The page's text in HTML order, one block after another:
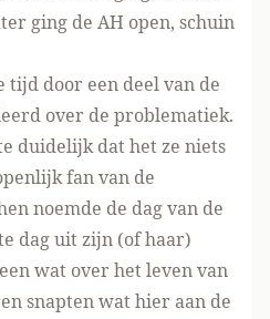
ging de AH open, schuin
tijd door een deel van de
over de problematiek.
duidelijk dat het ze niets
fan van de
noemde de dag van de
dag uit zijn (of haar)
wat over het leven van
snapten wat hier aan de